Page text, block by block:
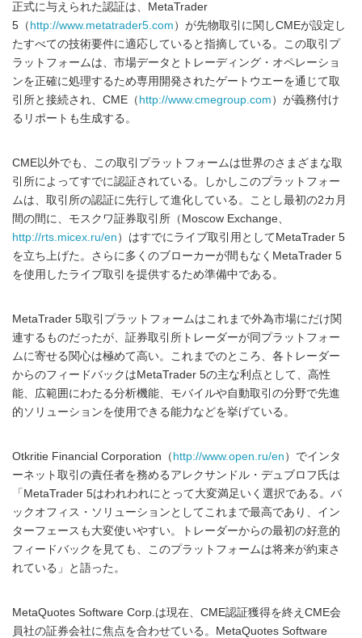
正式に与えられた認証は、MetaTrader
5（ http://www.metatrader5.com ）が先物取引に関しCMEが設定し
たすべての技術要件に適応していると指摘している。この取引プ
ラットフォームは、市場データとトレーディング・オペレーショ
ンを正確に処理するため専用開発されたゲートウエーを通じて取
引所と接続され、CME（ http://www.cmegroup.com ）が義務付け
るリポートも生成する。
CME以外でも、この取引プラットフォームは世界のさまざまな取
引所によってすでに認証されている。しかしこのプラットフォー
ムは、取引所の認証に先行して進化している。ことし最初の2カ月
間の間に、モスクワ証券取引所（Moscow Exchange、
http://rts.micex.ru/en ）はすでにライブ取引用としてMetaTrader 5
を立ち上げた。さらに多くのブローカーが間もなくMetaTrader 5
を使用したライブ取引を提供するため準備中である。
MetaTrader 5取引プラットフォームはこれまで外為市場にだけ関
連するものだったが、証券取引所トレーダーが同プラットフォー
ムに寄せる関心は極めて高い。これまでのところ、各トレーダー
からのフィードバックはMetaTrader 5の主な利点として、高性
能、広範囲にわたる分析機能、モバイルや自動取引の分野で先進
的ソリューションを使用できる能力などを挙げている。
Otkritie Financial Corporation（ http://www.open.ru/en ）でインタ
ーネット取引の責任者を務めるアレクサンドル・デュブロフ氏は
「MetaTrader 5はわれわれにとって大変満足いく選択である。バ
ックオフィス・ソリューションとしてこれまで最高であり、イン
ターフェースも大変使いやすい。トレーダーからの最初の好意的
フィードバックを見ても、このプラットフォームは将来が約束さ
れている」と語った。
MetaQuotes Software Corp.は現在、CME認証獲得を終えCME会
員社の証券会社に焦点を合わせている。MetaQuotes Software